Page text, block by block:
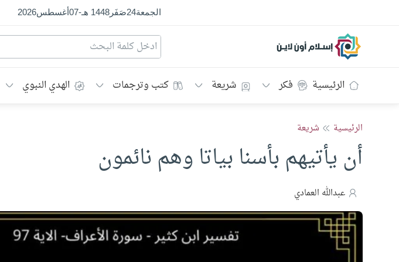
الجمعة24صَفَر1448 هـ -
07أغسطس2026
إسلام أون لاين
الرئيسية فكر شريعة كتب وترجمات الهدي النبوي
الرئيسية شريعة
أن يأتيهم بأسنا بياتا وهم نائمون
عبدالله العمادي